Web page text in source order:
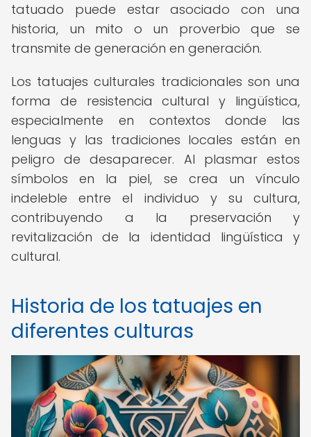
tatuado puede estar asociado con una
historia, un mito o un proverbio que se
transmite de generación en generación.
Los tatuajes culturales tradicionales son una
forma de resistencia cultural y lingüística,
especialmente en contextos donde las
lenguas y las tradiciones locales están en
peligro de desaparecer. Al plasmar estos
símbolos en la piel, se crea un vínculo
indeleble entre el individuo y su cultura,
contribuyendo a la preservación y
revitalización de la identidad lingüística y
cultural.
Historia de los tatuajes en
diferentes culturas